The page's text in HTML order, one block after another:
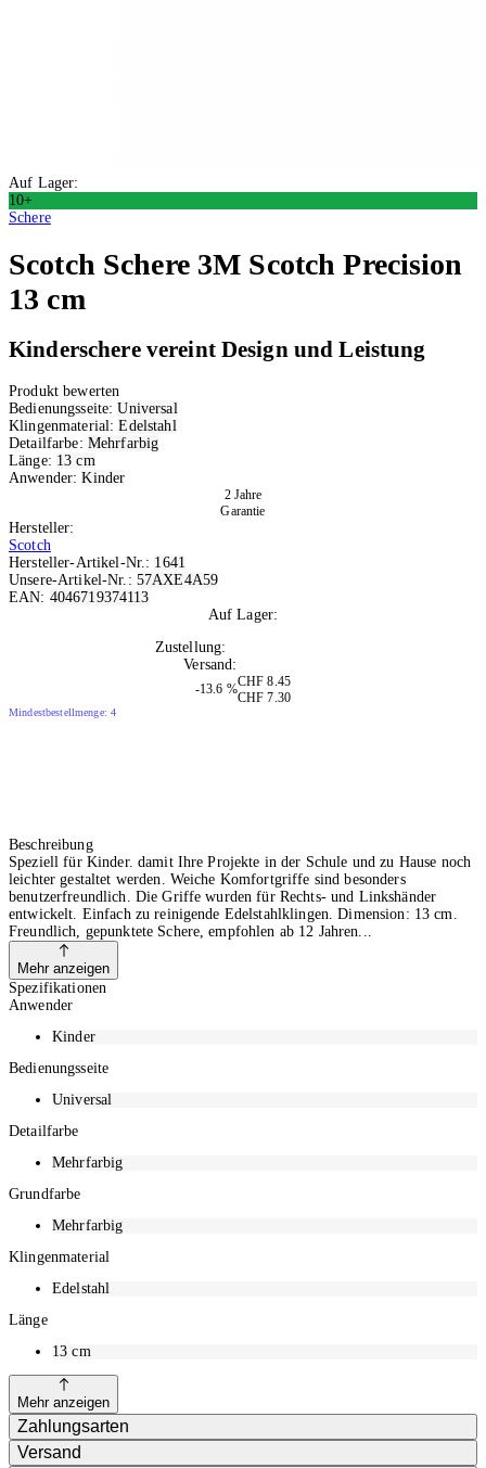
Auf Lager:
10+
Schere
Scotch Schere 3M Scotch Precision
13 cm
Kinderschere vereint Design und Leistung
Produkt bewerten
Bedienungsseite:Universal
Klingenmaterial:Edelstahl
Detailfarbe: Mehrfarbig
Länge: 13 cm
Anwender:Kinder
2 Jahre
Garantie
Hersteller:
Scotch
Hersteller-Artikel-Nr.: 1641
Unsere-Artikel-Nr.: 57AXE4A59
EAN: 4046719374113
Auf Lager:
Zustellung:
Versand:
-13.6 %
CHF 8.45
CHF 7.30
Mindestbestellmenge: 4
Beschreibung
Speziell für Kinder. damit Ihre Projekte in der Schule und zu Hause noch
leichter gestaltet werden. Weiche Komfortgriffe sind besonders
benutzerfreundlich. Die Griffe wurden für Rechts- und Linkshänder
entwickelt. Einfach zu reinigende Edelstahlklingen. Dimension: 13 cm.
Freundlich, gepunktete Schere, empfohlen ab 12 Jahren
Mehr anzeigen
Spezifikationen
Anwender
Kinder
Bedienungsseite
Universal
Detailfarbe
Mehrfarbig
Grundfarbe
Mehrfarbig
Klingenmaterial
Edelstahl
Länge
13cm
Mehr anzeigen
Zahlungsarten
Versand